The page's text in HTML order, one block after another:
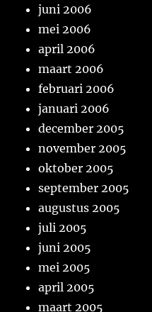
juni 2006
mei 2006
april 2006
maart 2006
februari 2006
januari 2006
december 2005
november 2005
oktober 2005
september 2005
augustus 2005
juli 2005
juni 2005
mei 2005
april 2005
maart 2005